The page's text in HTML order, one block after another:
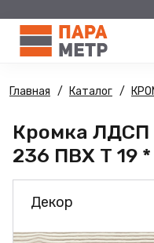
Главная Каталог
Кромка ЛДСП
236 ПВХ Т 19
Декор